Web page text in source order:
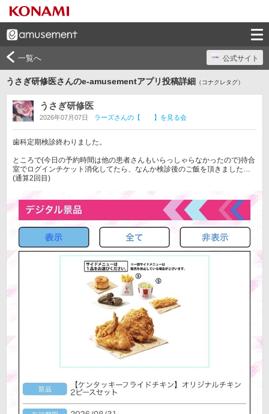
一覧へ 公式サイト
うさぎ研修医さんのe-amusementアプリ投稿詳細 （コナクレタグ）
うさぎ研修医
2026年07月07日 ラーズさんの【 】を見る会
歯科定期検診終わりました。
ところで(今日の予約時間は他の患者さんもいらっしゃらなかったので)待合
室でログインチケット消化してたら、なんか検診後のご飯を頂きました…
(通算2回目)